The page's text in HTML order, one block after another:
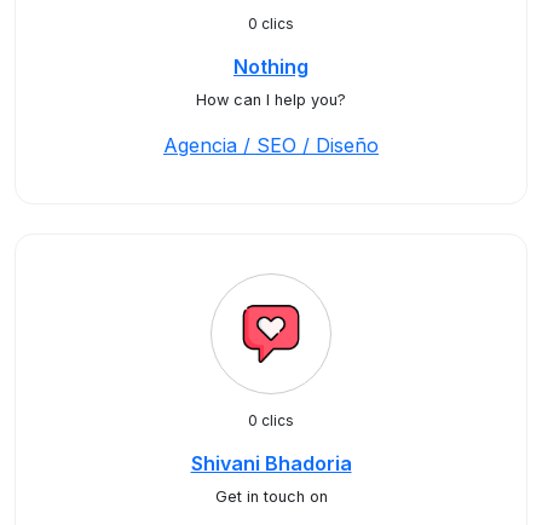
0 clics
Nothing
How can I help you?
Agencia / SEO / Diseño
0 clics
Shivani Bhadoria
Get in touch on